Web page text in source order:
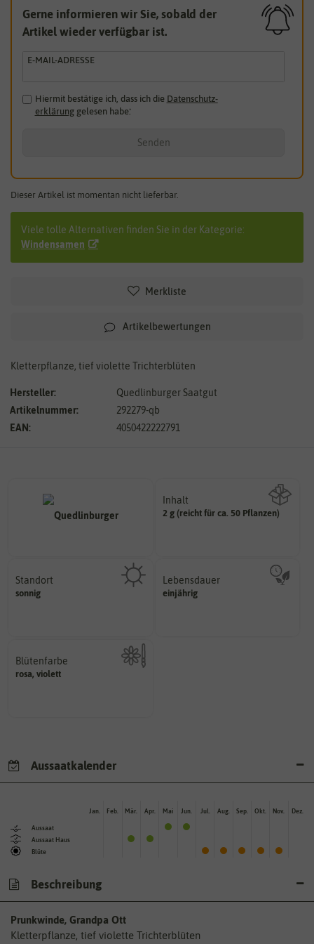
Gerne informieren wir Sie, sobald der
Artikel wieder verfügbar ist.
E-MAIL-ADRESSE
Hiermit bestätige ich, dass ich die Daten­schutz­
erklärunggelesen habe.*
Senden
Dieser Artikel ist momentan nicht lieferbar.
Viele tolle Alternativen finden Sie in der Kategorie:
Windensamen
Merkliste
Artikelbewertungen
Kletterpflanze, tief violette Trichterblüten
Hersteller:
Quedlinburger Saatgut
Artikelnummer:
292279-qb
EAN:
4050422222791
Inhalt
2 g (reicht für ca. 50 Pflanzen)
Wie viel ist enthalten
Standort
sonnig
Pflanze? (schattig, halbschattig,
sonnig, vollsonnig)
Lebensdauer
einjährig
einjährig, zweijährig oder
mehrjährig.
Blütenfarbe
rosa, violett
Kann auch mehrfarbig sein.
Aussaatkalender
Aussaat
Aussaat Haus
Blüte
Jan. Feb. Mär. Apr. Mai Jun. Jul. Aug. Sep. Okt. Nov. Dez.
Beschreibung
Prunkwinde, Grandpa Ott
Kletterpflanze, tief violette Trichterblüten